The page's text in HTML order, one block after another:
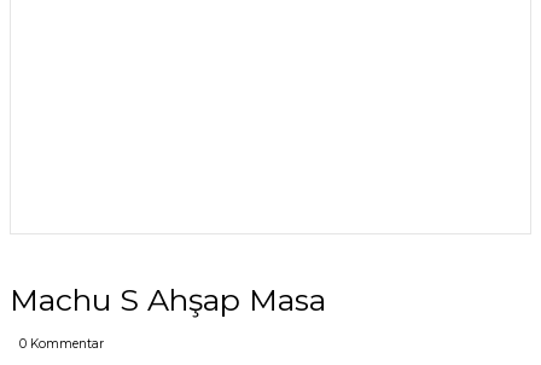
Machu S Ahşap Masa
0 Kommentar